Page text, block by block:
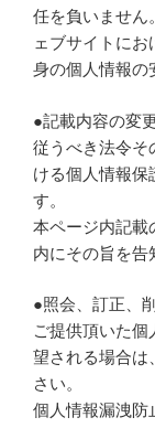
任を負いません
ェブサイトに
身の個人情報の
●記載内容の変
従うべき法令そ
ける個人情報保
す。
本ページ内記載
内にその旨を告
●照会、訂正、
ご提供頂いた
望される場合は
さい。
個人情報漏洩防